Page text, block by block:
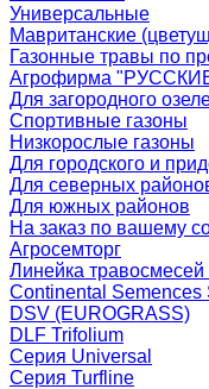
Универсальные
Мавританские
Газонные травы по
Агрофирма
Для загородного
Спортивные газоны
Низкорослые газоны
Для городского и
Для северных
Для южных районов
На заказ по вашему
Агросемторг
Линейка
Continental Semences
DSV (EUROGRASS)
DLF Trifolium
Серия Universal
Серия Turfline